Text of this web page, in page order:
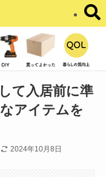
て入居前に準
アイテムを
2024年10月8日